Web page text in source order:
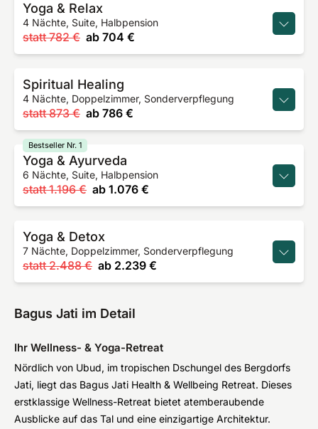
Yoga & Relax
4 Nächte, Suite, Halbpension
statt 782 € ab 704 €
Spiritual Healing
4 Nächte, Doppelzimmer, Sonderverpflegung
statt 873 € ab 786 €
Yoga & Ayurveda
6 Nächte, Suite, Halbpension
statt 1.196 € ab 1.076 €
Bestseller Nr. 1
Yoga & Detox
7 Nächte, Doppelzimmer, Sonderverpflegung
statt 2.488 € ab 2.239 €
Bagus Jati im Detail
Ihr Wellness- & Yoga-Retreat
Nördlich von Ubud, im tropischen Dschungel des Bergdorfs
Jati, liegt das Bagus Jati Health & Wellbeing Retreat. Dieses
erstklassige Wellness-Retreat bietet atemberaubende
Ausblicke auf das Tal und eine einzigartige Architektur.